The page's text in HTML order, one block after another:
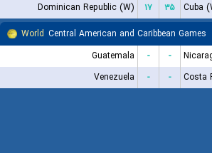
Dominican Republic (W)
۱۷ ۳۵
Cuba
World Central American and Caribbean Games
Guatemala
- -
Venezuela
- - Costa